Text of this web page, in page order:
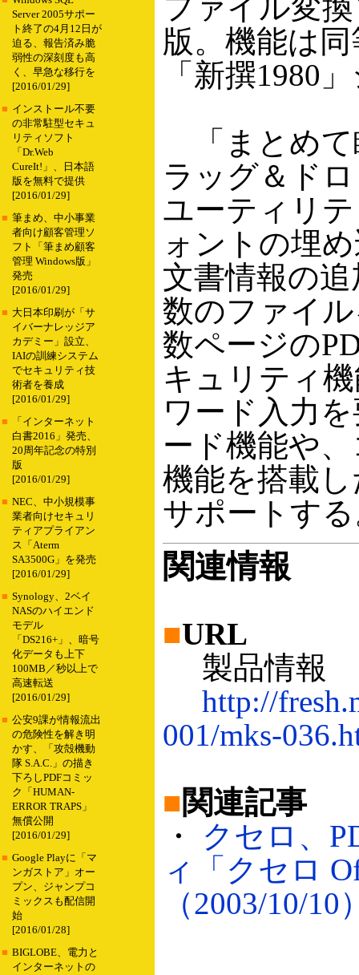
Server 2005サポー
ト終了の4月12日が
迫る、報告済み脆
弱性の深刻度も高
く、早急な移行を
[2016/01/29]
■ インストール不要
の非常駐型セキュ
リティソフト
「Dr.Web
CureIt!」、日本語
版を無料で提供
[2016/01/29]
■ 筆まめ、中小事業
者向け顧客管理ソ
フト「筆まめ顧客
管理 Windows版」
発売
[2016/01/29]
■ 大日本印刷が「サ
イバーナレッジア
カデミー」設立、
IAIの訓練システム
でセキュリティ技
術者を養成
[2016/01/29]
■
「インターネット
白書2016」発売、
20周年記念の特別
版
[2016/01/29]
■ NEC、中小規模事
業者向けセキュリ
ティアプライアン
ス「Aterm
SA3500G」を発売
[2016/01/29]
■ Synology、2ベイ
NASのハイエンド
モデル
「DS216+」、暗号
化データも上下
100MB／秒以上で
高速転送
[2016/01/29]
■ 公安9課が情報流出
の危険性を解き明
かす、「攻殻機動
隊 S.A.C.」の描き
下ろしPDFコミッ
ク「HUMAN-
ERROR TRAPS」
無償公開
[2016/01/29]
■ Google Playに「マ
ンガストア」オー
プン、ジャンプコ
ミックスも配信開
始
[2016/01/28]
■ BIGLOBE、電力と
インターネットの
ファイル変
版。機能は
「新撰1980
「まとめて
ラッグ＆ド
ユーティリ
ォントの埋
文書情報の
数のファイ
数ページの
キュリティ
ワード入力
ード機能や
機能を搭載
サポートす
関連情報
■URL
製品情報
http://
001/mks-
■関連記事
・ クセロ、
ィ「クセロ
（2003/10/10